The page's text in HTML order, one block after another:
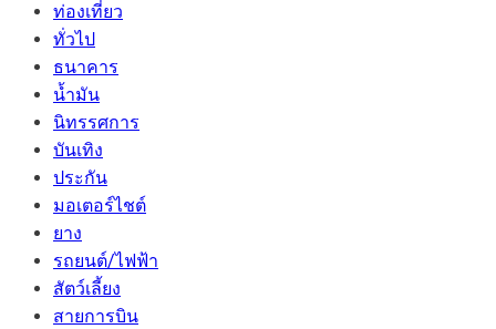
ท่องเที่ยว
ทั่วไป
ธนาคาร
น้ำมัน
นิทรรศการ
บันเทิง
ประกัน
มอเตอร์ไชต์
ยาง
รถยนต์/ไฟฟ้า
สัตว์เลี้ยง
สายการบิน